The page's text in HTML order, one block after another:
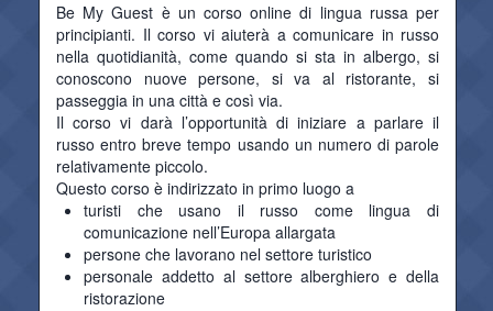
Be My Guest è un corso online di lingua russa per
principianti. Il corso vi aiuterà a comunicare in russo
nella quotidianità, come quando si sta in albergo, si
conoscono nuove persone, si va al ristorante, si
passeggia in una città e così via.
Il corso vi darà l’opportunità di iniziare a parlare il
russo entro breve tempo usando un numero di parole
relativamente piccolo.
Questo corso è indirizzato in primo luogo a
turisti che usano il russo come lingua di
comunicazione nell’Europa allargata
persone che lavorano nel settore turistico
personale addetto al settore alberghiero e della
ristorazione